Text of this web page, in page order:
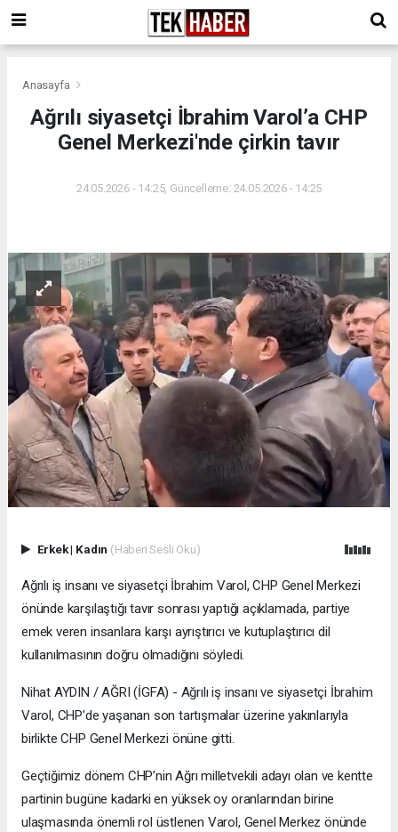
Anasayfa
Ağrılı siyasetçi İbrahim Varol’a CHP
Genel Merkezi'nde çirkin tavır
24.05.2026 - 14:25, Güncelleme: 24.05.2026 - 14:25
Erkek| Kadın (Haberi Sesli Oku)
Ağrılı iş insanı ve siyasetçi İbrahim Varol, CHP Genel Merkezi
önünde karşılaştığı tavır sonrası yaptığı açıklamada, partiye
emek veren insanlara karşı ayrıştırıcı ve kutuplaştırıcı dil
kullanılmasının doğru olmadığını söyledi.
Nihat AYDIN / AĞRI (İGFA) - Ağrılı iş insanı ve siyasetçi İbrahim
Varol, CHP'de yaşanan son tartışmalar üzerine yakınlarıyla
birlikte CHP Genel Merkezi önüne gitti.
Geçtiğimiz dönem CHP’nin Ağrı milletvekili adayı olan ve kentte
partinin bugüne kadarki en yüksek oy oranlarından birine
ulaşmasında önemli rol üstlenen Varol, Genel Merkez önünde